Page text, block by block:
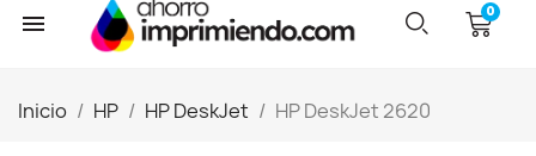
Inicio HP HP DeskJet HP DeskJet 2620